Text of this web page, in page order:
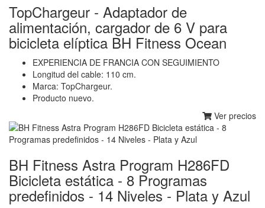
TopChargeur - Adaptador de
alimentación, cargador de 6 V para
bicicleta elíptica BH Fitness Ocean
EXPERIENCIA DE FRANCIA CON SEGUIMIENTO
Longitud del cable: 110 cm.
Marca: TopChargeur.
Producto nuevo.
Ver precios
BH Fitness Astra Program H286FD
Bicicleta estática - 8 Programas
predefinidos - 14 Niveles - Plata y Azul